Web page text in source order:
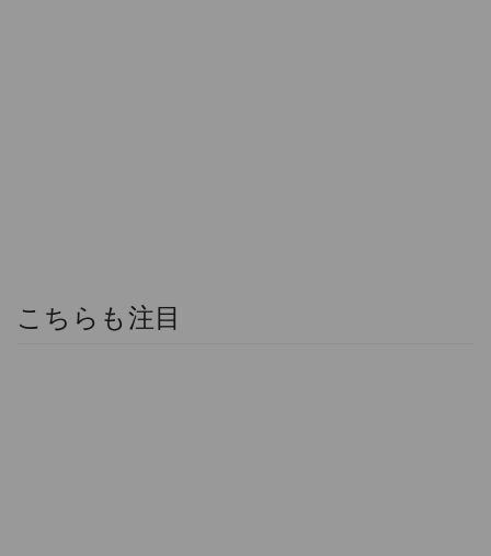
こちらも注目